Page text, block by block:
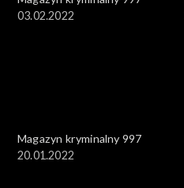
03.02.2022
Magazyn kryminalny 997
20.01.2022